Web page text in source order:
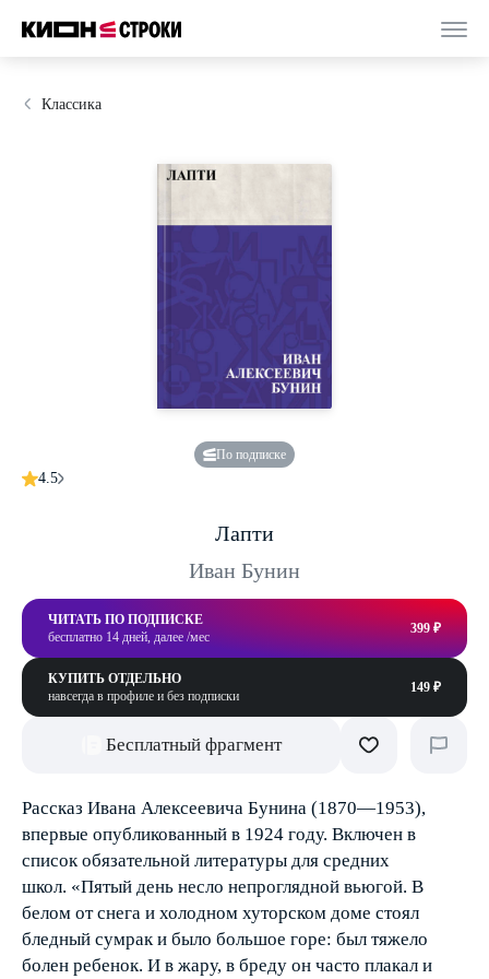
Классика
По подписке
4.5
Лапти
Иван Бунин
ЧИТАТЬ ПО ПОДПИСКЕ
бесплатно 14 дней, далее /мес
399 ₽
КУПИТЬ ОТДЕЛЬНО
навсегда в профиле и без подписки
149 ₽
Бесплатный фрагмент
Рассказ Ивана Алексеевича Бунина (1870—1953),
впервые опубликованный в 1924 году. Включен в
список обязательной литературы для средних
школ. «Пятый день несло непроглядной вьюгой. В
белом от снега и холодном хуторском доме стоял
бледный сумрак и было большое горе: был тяжело
болен ребенок. И в жару, в бреду он часто плакал и